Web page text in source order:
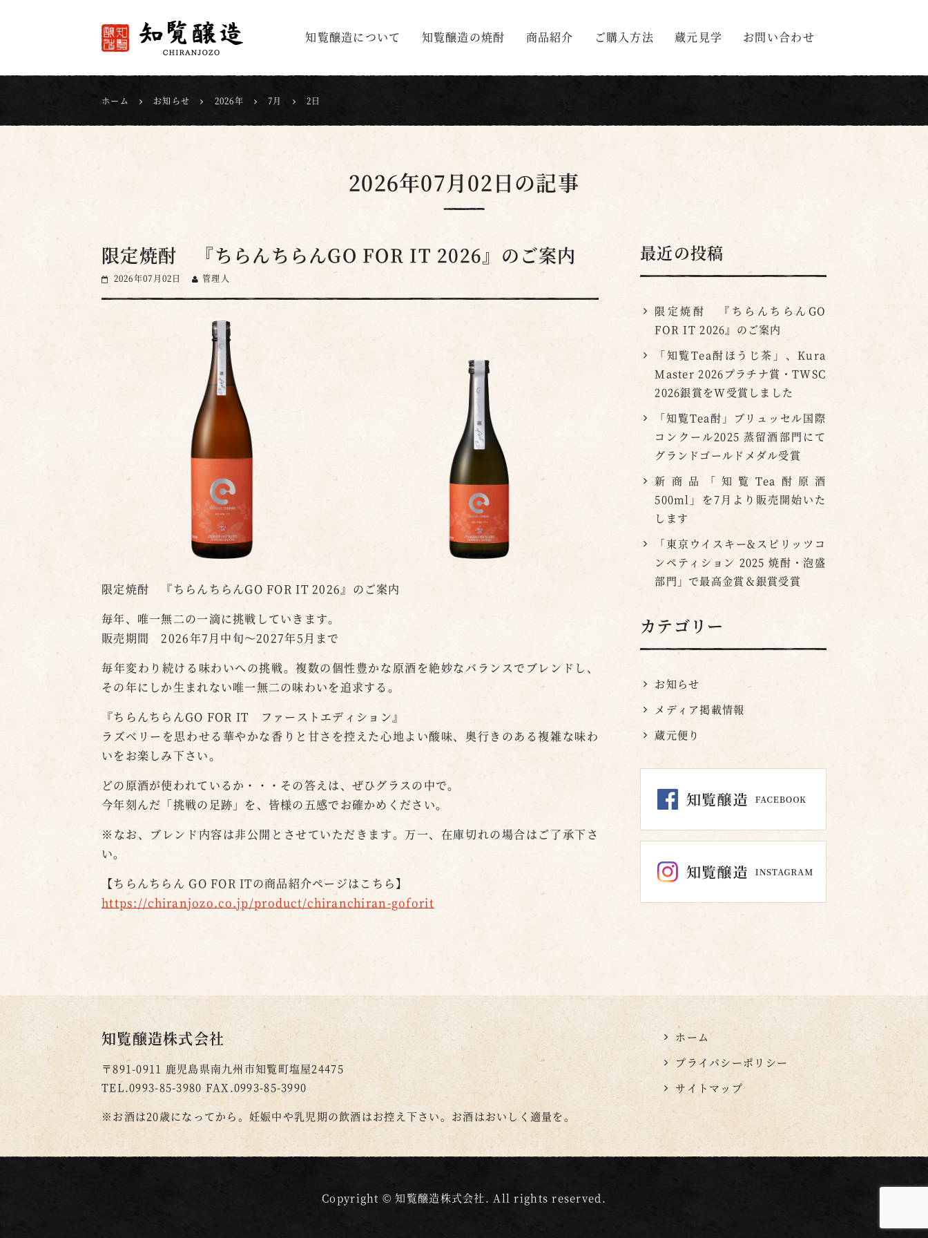
知覧醸造について 知覧醸造の焼酎 商品紹介 ご購入方法 蔵元見学 お問い合わせ
ホーム お知らせ 2026年 7月 2日
2026年07月02日の記事
限定焼酎 『ちらんちらんGO FOR IT 2026』のご案内
2026年07月02日 管理人
限定焼酎 『ちらんちらんGO FOR IT 2026』のご案内
毎年、唯一無二の一滴に挑戦していきます。
販売期間 2026年7月中旬～2027年5月まで
毎年変わり続ける味わいへの挑戦。複数の個性豊かな原酒を絶妙なバランスでブレンドし、
その年にしか生まれない唯一無二の味わいを追求する。
『ちらんちらんGO FOR IT ファーストエディション』
ラズベリーを思わせる華やかな香りと甘さを控えた心地よい酸味、奥行きのある複雑な味わ
いをお楽しみ下さい。
どの原酒が使われているか・・・その答えは、ぜひグラスの中で。
今年刻んだ「挑戦の足跡」を、皆様の五感でお確かめください。
※なお、ブレンド内容は非公開とさせていただきます。万一、在庫切れの場合はご了承下さ
い。
【ちらんちらん GO FOR ITの商品紹介ページはこちら】
https://chiranjozo.co.jp/product/chiranchiran-goforit
最近の投稿
限定焼酎 『ちらんちらんGO
FOR IT 2026』のご案内
「知覧Tea酎ほうじ茶」、Kura
Master 2026プラチナ賞・TWSC
2026銀賞をW受賞しました
「知覧Tea酎」ブリュッセル国際
コンクール2025 蒸留酒部門にて
グランドゴールドメダル受賞
新商品「知覧Tea酎原酒
500ml」を7月より販売開始いた
します
「東京ウイスキー&スピリッツコ
ンペティション 2025 焼酎・泡盛
部門」で最高金賞＆銀賞受賞
カテゴリー
お知らせ
メディア掲載情報
蔵元便り
知覧醸造株式会社
〒891-0911 鹿児島県南九州市知覧町塩屋24475
TEL.0993-85-3980 FAX.0993-85-3990
※お酒は20歳になってから。 妊娠中や乳児期の飲酒はお控え下さい。 お酒はおいしく適量を。
ホーム
プライバシーポリシー
サイトマップ
Copyright © 知覧醸造株式会社. All rights reserved.